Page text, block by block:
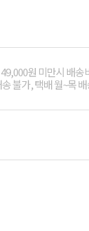
원 미만시 배송
불가, 택배 월~목